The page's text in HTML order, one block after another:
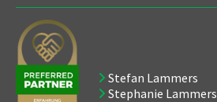
Stefan Lammers
Stephanie Lammers